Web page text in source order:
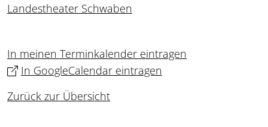
Landestheater Schwaben
In meinen Terminkalender eintragen
In GoogleCalendar eintragen
Zurück zur Übersicht